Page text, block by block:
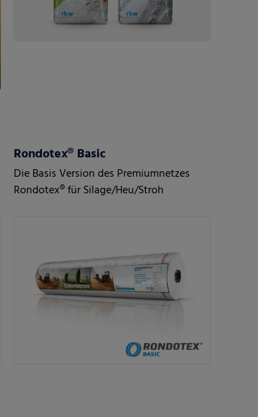
Rondotex® Basic
Die Basis Version des Premiumnetzes
Rondotex® für Silage/Heu/Stroh